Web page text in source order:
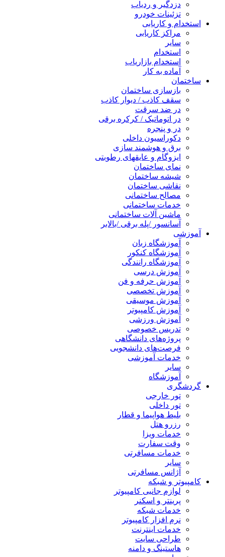
دزدگیر و ردیاب
تزئینات خودرو
استخدام و کاریابی
مراکز کاریابی
سایر
استخدام
استخدام بازاریاب
آماده به کار
ساختمان
بازسازی ساختمان
سقف کاذب / دیوار کاذب
در ضد سرقت
در اتوماتیک / کرکره برقی
در و پنجره
دکوراسیون داخلی
برق و هوشمند سازی
ایزوگام و عایقهای رطوبتی
نمای ساختمان
شیشه ساختمان
نقاشی ساختمان
مصالح ساختمانی
خدمات ساختمانی
ماشین آلات ساختمانی
آسانسور /پله برقی /بالابر
آموزشی
آموزشگاه زبان
آموزشگاه کنکور
آموزشگاه رانندگی
آموزش درسی
آموزش حرفه و فن
آموزش تخصصی
آموزش موسیقی
آموزش کامپیوتر
آموزش ورزشی
تدریس خصوصی
پروژه‌های دانشگاهی
فرصت‌های دانشجویی
خدمات آموزشی
سایر
آموزشگاه
گردشگری
تور خارجی
تور داخلی
بلیط هواپیما و قطار
رزرو هتل
خدمات ویزا
وقت سفارت
خدمات مسافرتی
سایر
آژانس مسافرتی
کامپیوتر و شبکه
لوازم جانبی کامپیوتر
پرینتر و اسکنر
خدمات شبکه
نرم افزار کامپیوتر
خدمات اینترنت
طراحی سایت
هاستینگ و دامنه